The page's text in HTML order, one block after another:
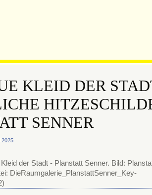
KLEID DER
SENNER
2025